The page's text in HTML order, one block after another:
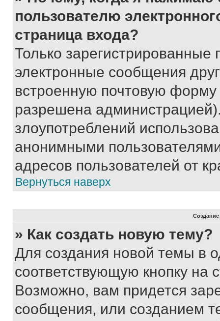
пользователю
страница входа?
Только зарегистрированные
электронные сообщения
встроенную почтовую
разрешена
злоупотреблений
анонимными
адресов пользователей от
Вернуться наверх
» Как создать новую тему?
Для создания новой темы в
соответствующую кнопку
Возможно, вам придется
сообщения, или созданием